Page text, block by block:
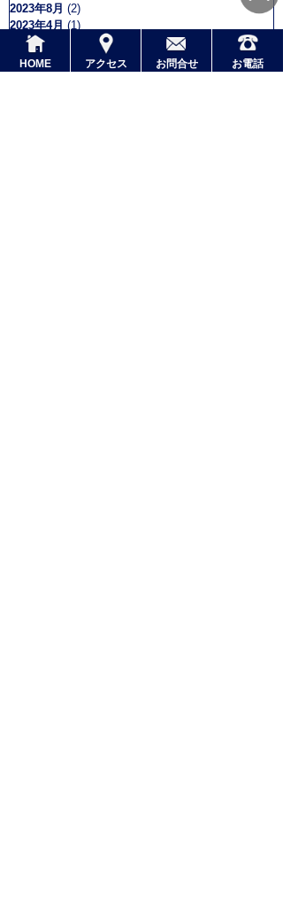
2023年8月 (2)
2023年4月 (1)
2022年5月
2021年8月
2020年12月(3)
HOME アクセス お問合せ お電話